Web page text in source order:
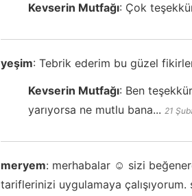
Kevserin Mutfağı: Çok
yeşim: Tebrik ederim bu güzel
Kevserin Mutfağı: Ben
yarıyorsa ne mutlu bana... 21
meryem: merhabalar ☺️ sizi
tariflerinizi uygulamaya